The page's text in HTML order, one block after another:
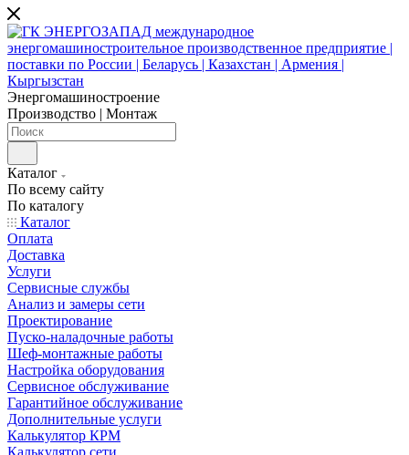
Энергомашиностроение
Производство | Монтаж
Каталог
По всему сайту
По каталогу
Каталог
Оплата
Доставка
Услуги
Сервисные службы
Анализ и замеры сети
Проектирование
Пуско-наладочные работы
Шеф-монтажные работы
Настройка оборудования
Сервисное обслуживание
Гарантийное обслуживание
Дополнительные услуги
Калькулятор КРМ
Калькулятор сети